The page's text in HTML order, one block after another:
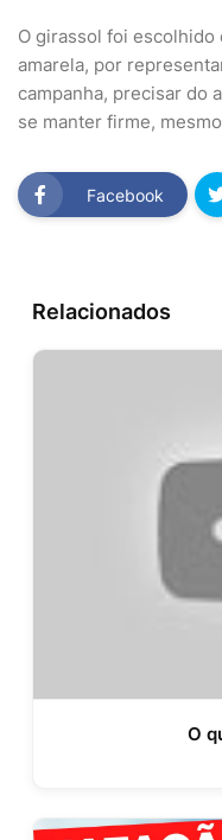
O girassol foi escolhido
amarela, por
campanha, precisar do
se manter firme,
Facebook
Relacionados
O